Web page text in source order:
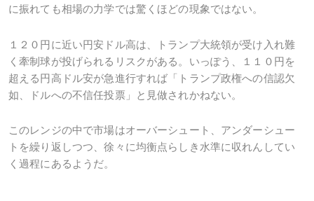
に振れても相場の力学では驚くほどの現象ではない。
１２０円に近い円安ドル高は、トランプ大統領が受け入れ難
く牽制球が投げられるリスクがある。いっぽう、１１０円を
超える円高ドル安が急進行すれば「トランプ政権への信認欠
如、ドルへの不信任投票」と見做されかねない。
このレンジの中で市場はオーバーシュート、アンダーシュー
トを繰り返しつつ、徐々に均衡点らしき水準に収れんしてい
く過程にあるようだ。